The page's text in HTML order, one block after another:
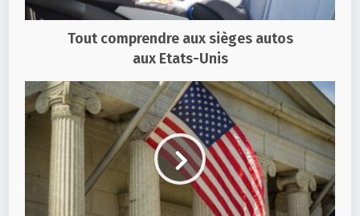
Tout comprendre aux sièges autos
aux Etats-Unis